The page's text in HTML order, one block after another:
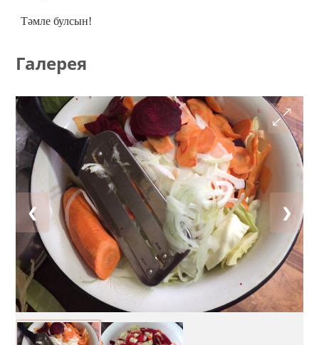
Тәмле булсын!
Галерея
❮ ❯